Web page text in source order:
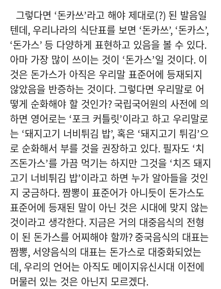
그렇다면 ‘돈카쓰’라고 해야 제대로(?) 된 발음일
텐데, 우리나라의 식단표를 보면 ‘돈카쓰’, ‘돈카스’,
‘돈가스’ 등 다양하게 표현하고 있음을 볼 수 있다.
아마 가장 많이 쓰이는 것이 ‘돈가스’일 것이다. 이
것은 돈가스가 아직은 우리말 표준어에 등재되지
않았음을 반증하는 것이다. 그렇다면 우리말로 어
떻게 순화해야 할 것인가?국립국어원의 사전에 의
하면 영어로는 ‘포크 커틀릿’이라고 하고 우리말로
는 ‘돼지고기 너비튀김 밥’, 혹은 ‘돼지고기 튀김’으
로 순화해서 부를 것을 권장하고 있다. 필자도 ‘치
즈돈가스’를 가끔 먹기는 하지만 그것을 ‘치즈 돼지
고기 너비튀김 밥’이라고 하면 누가 알아들을 것인
지 궁금하다. 짬뽕이 표준어가 아니듯이 돈가스도
표준어에 등재된 말이 아닌 것은 시대에 맞지 않는
것이라고 생각한다. 지금은 거의 대중음식의 전형
이 된 돈가스를 어찌해야 할까?중국음식의 대표는
짬뽕, 서양음식의 대표는 돈가스로 대중화되었는
데, 우리의 언어는 아직도 메이지유신시대 이전에
머물러 있는 것은 아닌지 모르겠다.